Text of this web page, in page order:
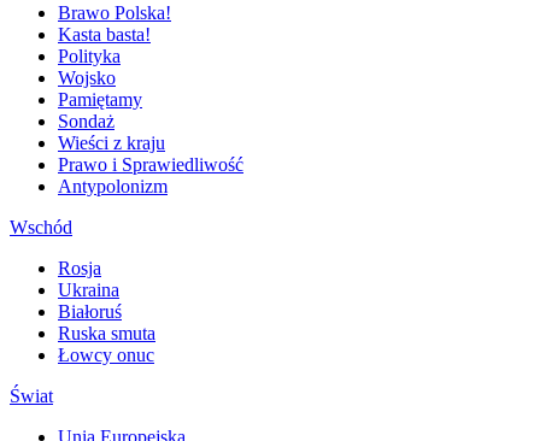
Brawo Polska!
Kasta basta!
Polityka
Wojsko
Pamiętamy
Sondaż
Wieści z kraju
Prawo i Sprawiedliwość
Antypolonizm
Wschód
Rosja
Ukraina
Białoruś
Ruska smuta
Łowcy onuc
Świat
Unia Europejska